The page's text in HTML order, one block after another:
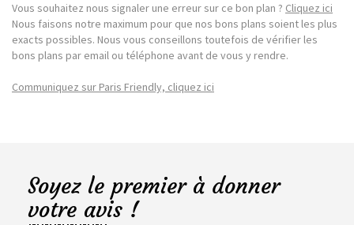
Vous souhaitez nous signaler une erreur sur ce bon plan ? Cliquez ici
Nous faisons notre maximum pour que nos bons plans soient les plus
exacts possibles. Nous vous conseillons toutefois de vérifier les
bons plans par email ou téléphone avant de vous y rendre.
Communiquez sur Paris Friendly, cliquez ici
Soyez le premier à donner
votre avis !